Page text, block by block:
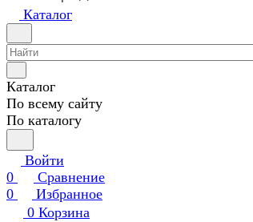
Каталог
Каталог
По всему сайту
По каталогу
Войти
0
Сравнение
0
Избранное
0 Корзина